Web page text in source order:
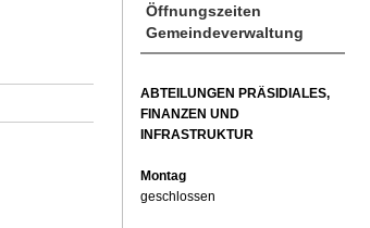
Öffnungszeiten
Gemeindeverwaltung
ABTEILUNGEN PRÄSIDIALES,
FINANZEN UND
INFRASTRUKTUR
Montag
geschlossen